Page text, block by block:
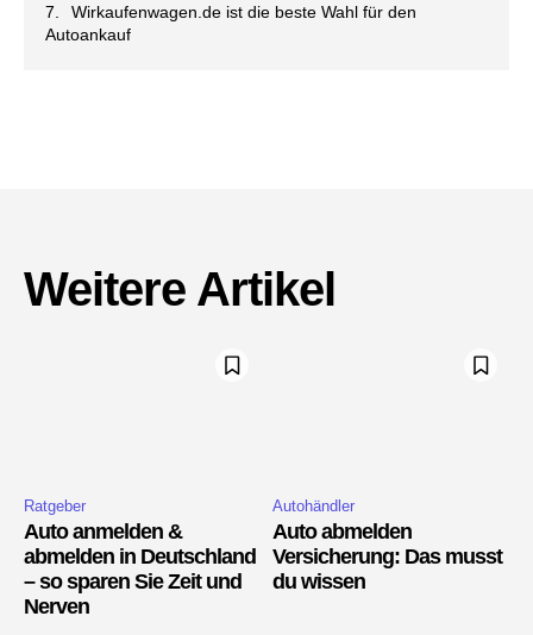
Wirkaufenwagen.de ist die beste Wahl für den
Autoankauf
Weitere Artikel
Ratgeber
Auto anmelden &
abmelden in Deutschland
– so sparen Sie Zeit und
Nerven
Autohändler
Auto abmelden
Versicherung: Das musst
du wissen